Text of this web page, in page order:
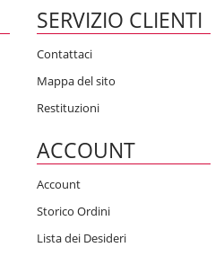
SERVIZIO CLIENTI
Contattaci
Mappa del sito
Restituzioni
ACCOUNT
Account
Storico Ordini
Lista dei Desideri